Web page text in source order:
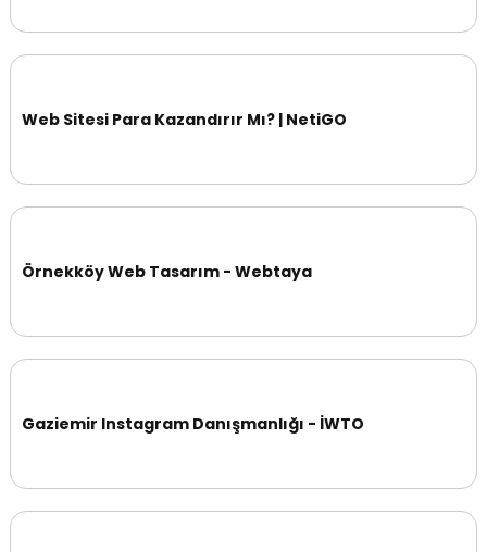
Web Sitesi Para Kazandırır Mı? | NetiGO
Örnekköy Web Tasarım - Webtaya
Gaziemir Instagram Danışmanlığı - İWTO